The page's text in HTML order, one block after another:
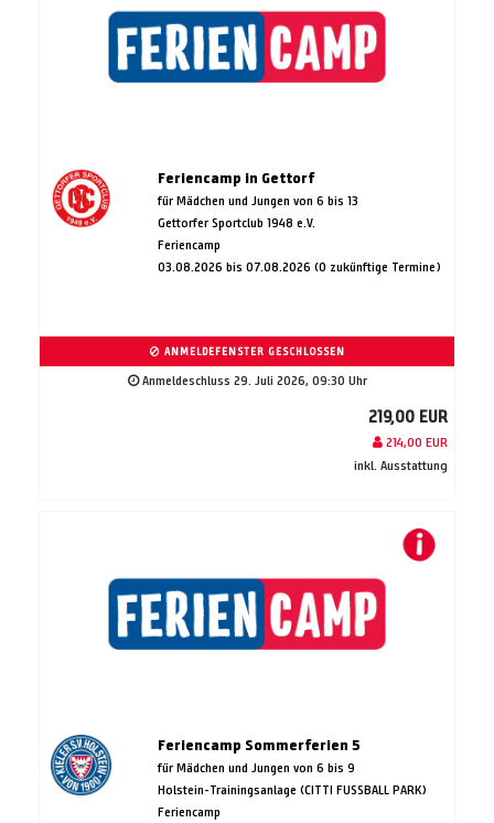
Feriencamp in Gettorf
für Mädchen und Jungen von 6 bis 13
Gettorfer Sportclub 1948 e.V.
Feriencamp
03.08.2026 bis 07.08.2026 (0 zukünftige Termine)
ANMELDEFENSTER GESCHLOSSEN
Anmeldeschluss 29. Juli 2026, 09:30 Uhr
219,00 EUR
214,00 EUR
inkl. Ausstattung
Feriencamp Sommerferien 5
für Mädchen und Jungen von 6 bis 9
Holstein-Trainingsanlage (CITTI FUSSBALL PARK)
Feriencamp